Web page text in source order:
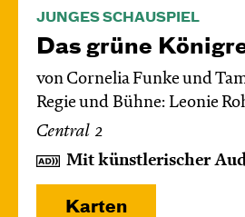
JUNGES SCHAUSPIEL
Das grüne
von Cornelia Funke und
Regie und Bühne: Leonie
Central 2
Mit künstlerischer
Karten